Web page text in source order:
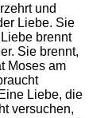
und
Liebe. Sie
brennt
Sie brennt,
Moses am
Liebe, die
versuchen,